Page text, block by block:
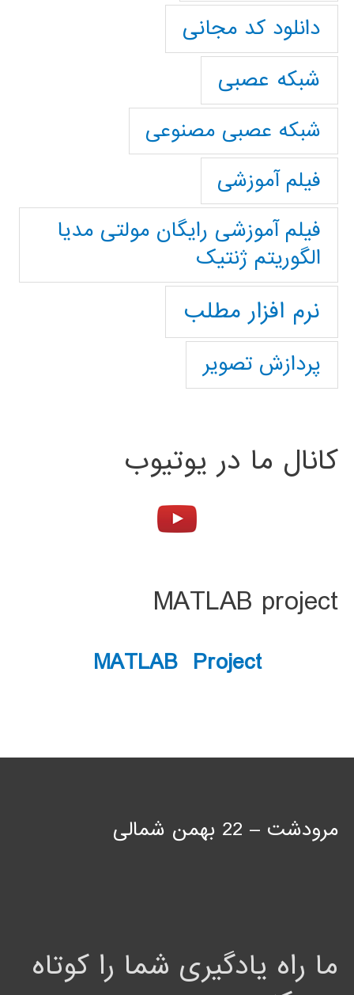
دانلود کد مجانی
شبکه عصبی
شبکه عصبی مصنوعی
فیلم آموزشی
فیلم آموزشی رایگان مولتی مدیا
الگوریتم ژنتیک
نرم افزار مطلب
پردازش تصویر
کانال ما در یوتیوب
MATLAB project
MATLAB Project
مرودشت – 22 بهمن شمالی
ما راه یادگیری شما را کوتاه